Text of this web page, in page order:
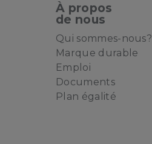
À propos
de nous
Qui sommes-nous?
Marque durable
Emploi
Documents
Plan égalité